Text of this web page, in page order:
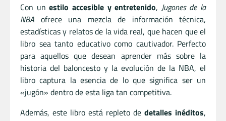
Con unestilo accesible y entretenido, Jugones de la
NBA ofrece una mezcla de información técnica,
estadísticas y relatos de la vida real, que hacen que el
libro sea tanto educativo como cautivador. Perfecto
para aquellos que desean aprender más sobre la
historia del baloncesto y la evolución de la NBA, el
libro captura la esencia de lo que significa ser un
«jugón» dentro de esta liga tan competitiva.
Además, este libro está repleto de detalles inéditos,